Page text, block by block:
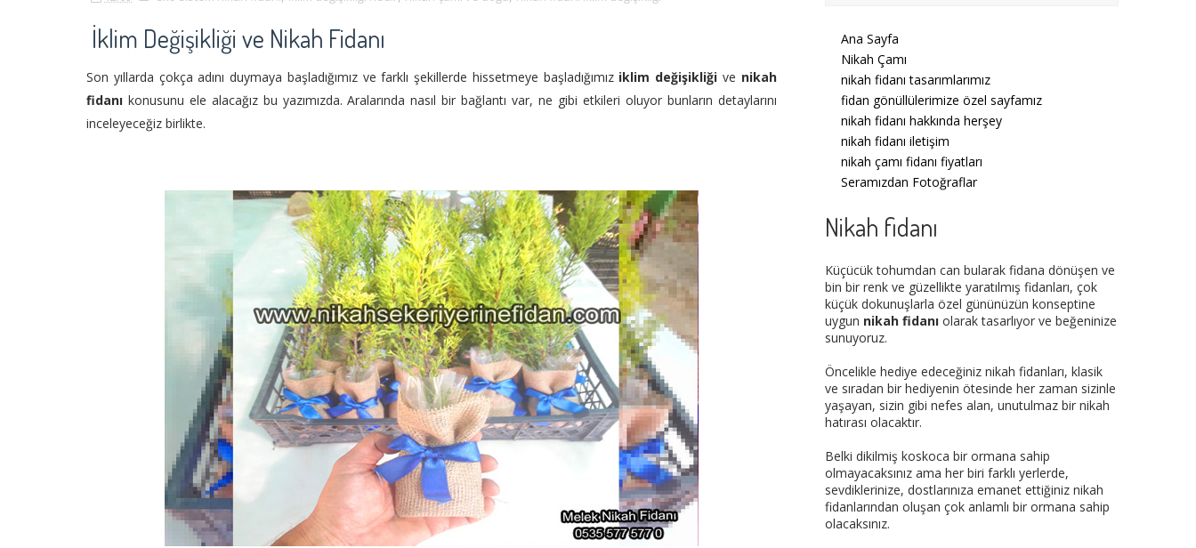
İklim Değişikliği ve Nikah Fidanı
Son yıllarda çokça adını duymaya başladığımız ve farklı şekillerde hissetmeye başladığımız iklim değişikliği ve nikah
fidanı konusunu ele alacağız bu yazımızda. Aralarında nasıl bir bağlantı var, ne gibi etkileri oluyor bunların detaylarını
inceleyeceğiz birlikte.
Ana Sayfa
Nikah Çamı
nikah fidanı tasarımlarımız
fidan gönüllülerimize özel sayfamız
nikah fidanı hakkında herşey
nikah fidanı iletişim
nikah çamı fidanı fiyatları
Seramızdan Fotoğraflar
Nikah fidanı
Küçücük tohumdan can bularak fidana dönüşen ve
bin bir renk ve güzellikte yaratılmış fidanları, çok
küçük dokunuşlarla özel gününüzün konseptine
uygun nikah fidanı olarak tasarlıyor ve beğeninize
sunuyoruz.
Öncelikle hediye edeceğiniz nikah fidanları, klasik
ve sıradan bir hediyenin ötesinde her zaman sizinle
yaşayan, sizin gibi nefes alan, unutulmaz bir nikah
hatırası olacaktır.
Belki dikilmiş koskoca bir ormana sahip
olmayacaksınız ama her biri farklı yerlerde,
sevdiklerinize, dostlarınıza emanet ettiğiniz nikah
fidanlarından oluşan çok anlamlı bir ormana sahip
olacaksınız.